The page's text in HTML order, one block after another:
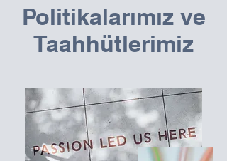
Politikalarımız ve
Taahhütlerimiz